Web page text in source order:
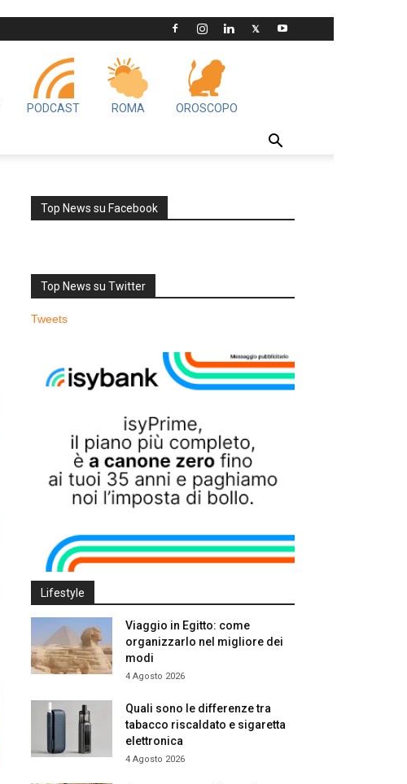
PODCAST ROMA OROSCOPO
Top News su Facebook
Top News su Twitter
Tweets
Lifestyle
Viaggio in Egitto: come
organizzarlo nel migliore dei
modi
4 Agosto 2026
Quali sono le differenze tra
tabacco riscaldato e sigaretta
elettronica
4 Agosto 2026